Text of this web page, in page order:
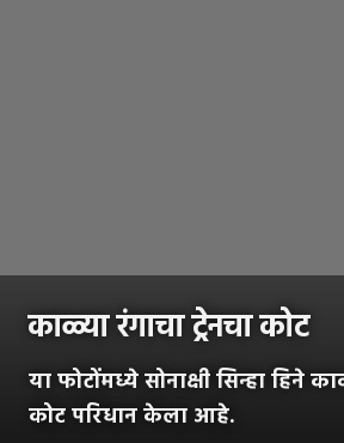
काळ्या रंगाचा ट्रेनचा कोट
या फोटोंमध्ये सोनाक्षी सिन्हा हिने
कोट परिधान केला आहे.